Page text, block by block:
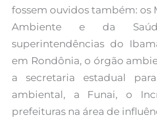
fossem ouvidos também: os
Ambiente e da
superintendências do
em Rondônia, o órgão
a secretaria estadual
ambiental, a Funai, o
prefeituras na área de